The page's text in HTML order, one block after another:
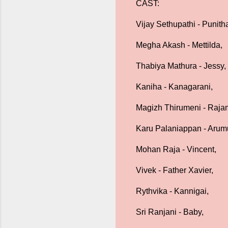
CAST:
Vijay Sethupathi -
Megha Akash - Mettilda,
Thabiya Mathura - Jessy,
Kaniha - Kanagarani,
Magizh Thirumeni -
Karu Palaniappan -
Mohan Raja - Vincent,
Vivek - Father Xavier,
Rythvika - Kannigai,
Sri Ranjani - Baby,